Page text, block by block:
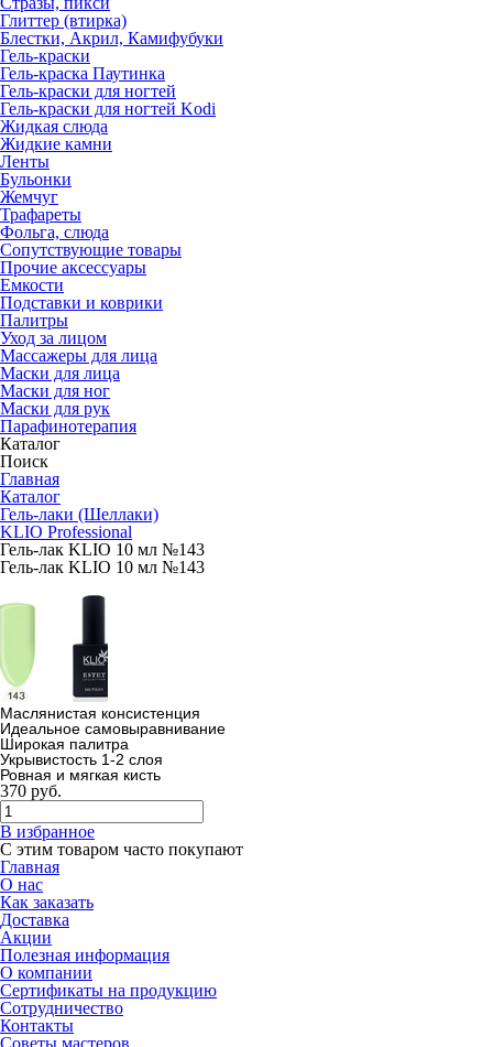
Глиттер (втирка)
Блестки, Акрил, Камифубуки
Гель-краски
Гель-краска Паутинка
Гель-краски для ногтей
Гель-краски для ногтей Kodi
Жидкая слюда
Жидкие камни
Ленты
Бульонки
Жемчуг
Трафареты
Фольга, слюда
Сопутствующие товары
Прочие аксессуары
Емкости
Подставки и коврики
Палитры
Уход за лицом
Массажеры для лица
Маски для лица
Маски для ног
Маски для рук
Парафино­терапия
Каталог
Поиск
Главная
Каталог
Гель-лаки (Шеллаки)
KLIO Professional
Гель-лак KLIO 10 мл №143
Гель-лак KLIO 10 мл №143
Маслянистая консистенция
Идеальное самовыравнивание
Широкая палитра
Укрывистость 1-2 слоя
Ровная и мягкая кисть
370 руб.
В избранное
С этим товаром часто покупают
Главная
О нас
Как заказать
Доставка
Акции
Полезная информация
О компании
Сертификаты на продукцию
Сотрудничество
Контакты
Советы мастеров